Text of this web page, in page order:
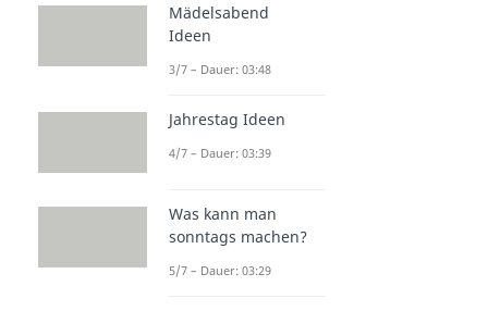
Mädelsabend
Ideen
3/7 – Dauer: 03:48
Jahrestag Ideen
4/7 – Dauer: 03:39
Was kann man
sonntags machen?
5/7 – Dauer: 03:29